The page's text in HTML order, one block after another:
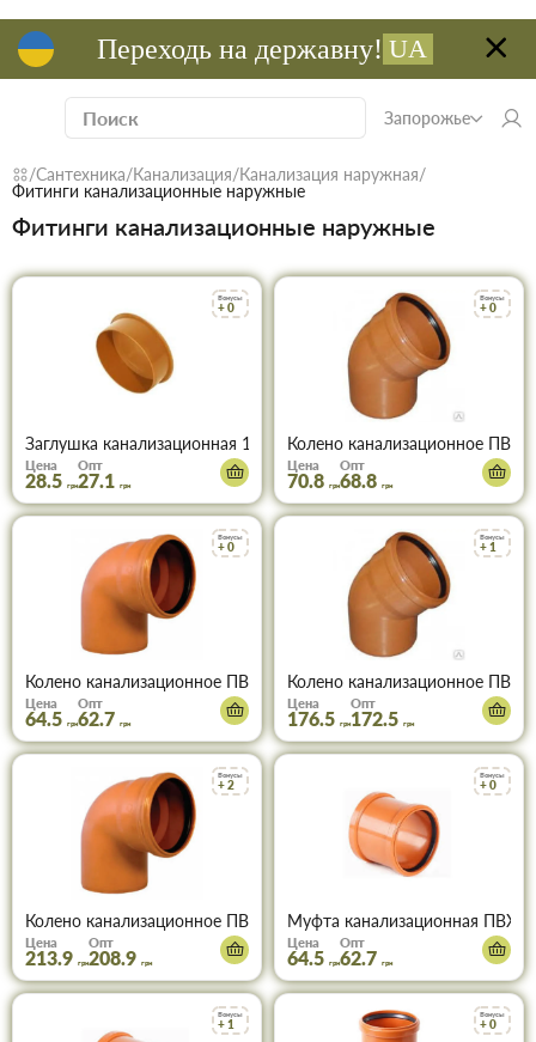
Переходь на державну! UA
Запорожье
Сантехника Канализация Канализация наружная
Фитинги канализационные наружные
Фитинги канализационные наружные
Бонусы
+ 0
Заглушка канализационная 110 мм (рыжая)
Цена
28.5 грн
Опт
27.1 грн
Бонусы
+ 0
Колено канализационное ПВХ
Цена
70.8 грн
Опт
68.8 грн
Бонусы
+ 0
Колено канализационное ПВХ 110х90° (рыжее)
Цена
64.5 грн
Опт
62.7 грн
Бонусы
+ 1
Колено канализационное ПВХ
Цена
176.5 грн
Опт
172.5 грн
Бонусы
+ 2
Колено канализационное ПВХ 160х90° (рыжее)
Цена
213.9 грн
Опт
208.9 грн
Бонусы
+ 0
Муфта канализационная ПВХ
Цена
64.5 грн
Опт
62.7 грн
Бонусы
+ 1
Бонусы
+ 0